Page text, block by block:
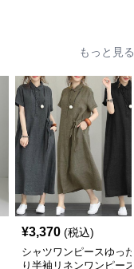
もっと見る
¥3,370 (税込)
シャツワンピースゆった
り半袖リネンワンピース